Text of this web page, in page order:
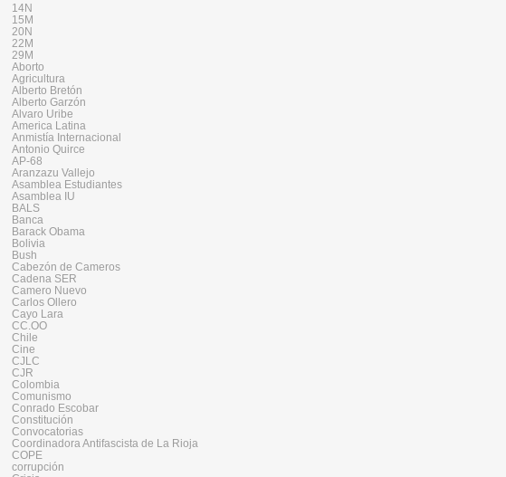
14N
15M
20N
22M
29M
Aborto
Agricultura
Alberto Bretón
Alberto Garzón
Alvaro Uribe
America Latina
Anmistía Internacional
Antonio Quirce
AP-68
Aranzazu Vallejo
Asamblea Estudiantes
Asamblea IU
BALS
Banca
Barack Obama
Bolivia
Bush
Cabezón de Cameros
Cadena SER
Camero Nuevo
Carlos Ollero
Cayo Lara
CC.OO
Chile
Cine
CJLC
CJR
Colombia
Comunismo
Conrado Escobar
Constitución
Convocatorias
Coordinadora Antifascista de La Rioja
COPE
corrupción